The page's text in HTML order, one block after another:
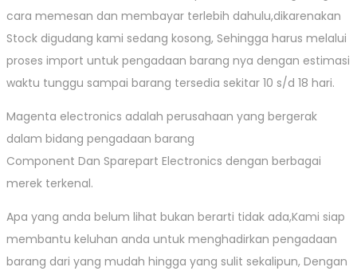
cara memesan dan membayar terlebih dahulu,dikarenakan
Stock digudang kami sedang kosong, Sehingga harus melalui
proses import untuk pengadaan barang nya dengan estimasi
waktu tunggu sampai barang tersedia sekitar 10 s/d 18 hari.
Magenta electronics adalah perusahaan yang bergerak
dalam bidang pengadaan barang
Component Dan Sparepart Electronics dengan berbagai
merek terkenal.
Apa yang anda belum lihat bukan berarti tidak ada,Kami siap
membantu keluhan anda untuk menghadirkan pengadaan
barang dari yang mudah hingga yang sulit sekalipun, Dengan